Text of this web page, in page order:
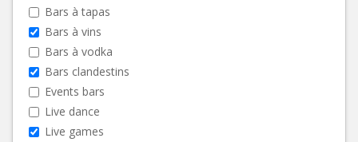
Bars à tapas
Bars à vins
Bars à vodka
Bars clandestins
Events bars
Live dance
Live games